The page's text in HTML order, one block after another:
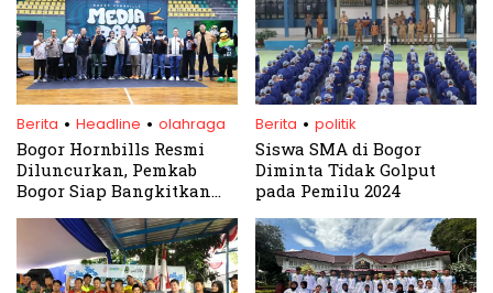
Berita . Headline . olahraga
Bogor Hornbills Resmi
Diluncurkan, Pemkab
Bogor Siap Bangkitkan
Daerah
Berita . politik
Siswa SMA di Bogor
Diminta Tidak Golput
pada Pemilu 2024